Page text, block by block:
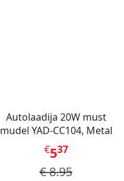
Autolaadija 20W must
mudel YAD-CC104, Metal
€537
€8.95